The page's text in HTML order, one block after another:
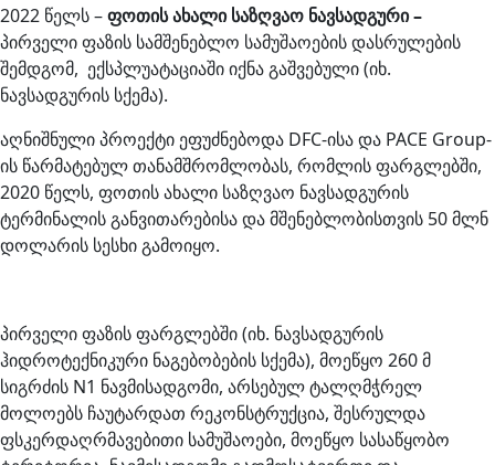
2022 წელს –ფოთის ახალი საზღვაო ნავსადგური –
პირველი ფაზის სამშენებლო სამუშაოების დასრულების
შემდგომ, ექსპლუატაციაში იქნა გაშვებული (იხ.
ნავსადგურის სქემა).
აღნიშნული პროექტი ეფუძნებოდა DFC-ისა და PACE Group-
ის წარმატებულ თანამშრომლობას, რომლის ფარგლებში,
2020 წელს, ფოთის ახალი საზღვაო ნავსადგურის
ტერმინალის განვითარებისა და მშენებლობისთვის 50 მლნ
დოლარის სესხი გამოიყო.
პირველი ფაზის ფარგლებში (იხ. ნავსადგურის
ჰიდროტექნიკური ნაგებობების სქემა), მოეწყო 260 მ
სიგრძის N1 ნავმისადგომი, არსებულ ტალღმჭრელ
მოლოებს ჩაუტარდათ რეკონსტრუქცია, შესრულდა
ფსკერდაღრმავებითი სამუშაოები, მოეწყო სასაწყობო